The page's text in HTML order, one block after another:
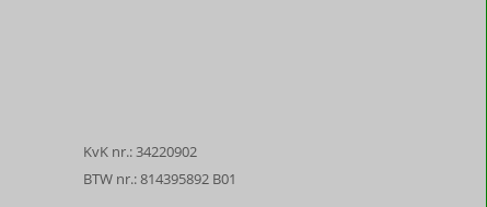
KvK nr.: 34220902
BTW nr.: 814395892 B01